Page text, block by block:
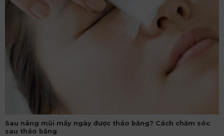
Sau nâng mũi mấy ngày được tháo băng? Cách chăm sóc
sau tháo băng